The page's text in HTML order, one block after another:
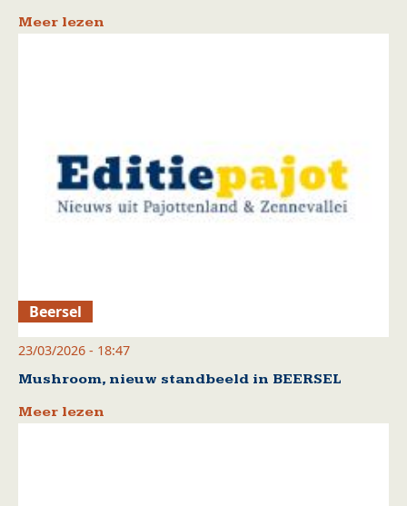
Meer lezen
Beersel
23/03/2026 - 18:47
Mushroom, nieuw standbeeld in BEERSEL
Meer lezen